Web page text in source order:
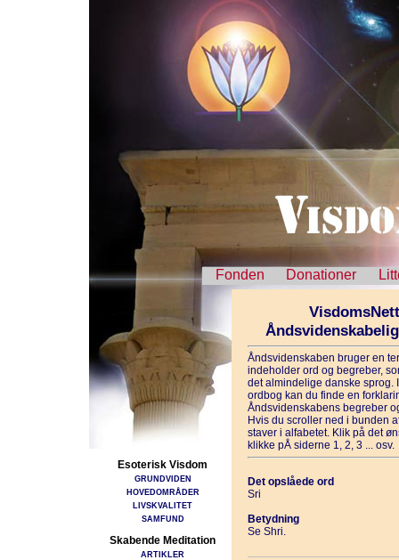
Fonden Donationer
Esoterisk Visdom
GRUNDVIDEN
HOVEDOMRÅDER
LIVSKVALITET
SAMFUND
Skabende Meditation
ARTIKLER
Åndsvidenskaben bruger en
indeholder ord og begreber,
det almindelige danske sprog.
ordbog kan du finde en
Åndsvidenskabens begreber
Hvis du scroller ned i bunden
staver i alfabetet. Klik på det
klikke pÅ siderne 1, 2, 3 ... osv.
Det opslåede ord
Sri
Betydning
Se Shri.